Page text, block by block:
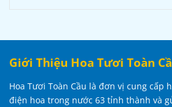
Giới Thiệu Hoa Tươi Toàn
Hoa Tươi Toàn Cầu là đơn vị cung cấp
điện hoa trong nước 63 tỉnh thành và